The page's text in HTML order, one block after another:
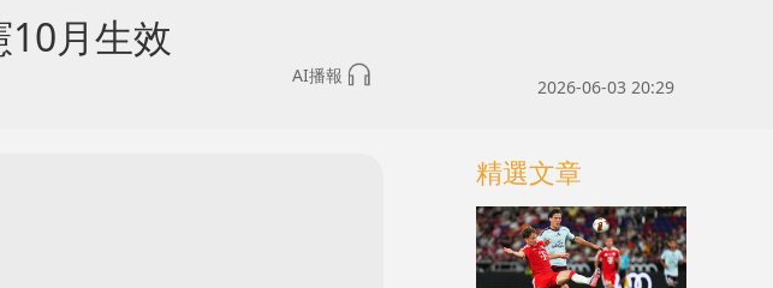
月生效
AI播報
2026-06-03 20:29
精選文章